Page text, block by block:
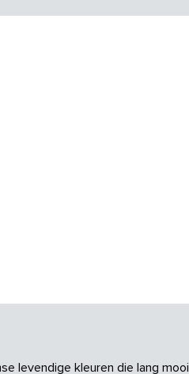
levendige kleuren die lang mooi